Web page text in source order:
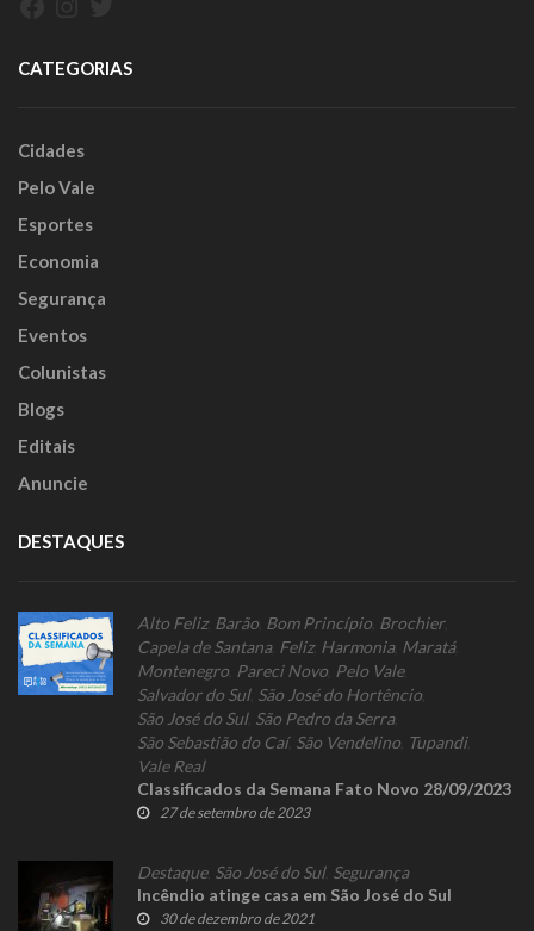
CATEGORIAS
Cidades
Pelo Vale
Esportes
Economia
Segurança
Eventos
Colunistas
Blogs
Editais
Anuncie
DESTAQUES
Alto Feliz, Barão Bom Princípio Brochier,
Capela de Santana, Feliz, Harmonia, Maratá,
Montenegro Pareci Novo Pelo Vale,
Salvador do Sul, São José do Hortêncio
São José do Sul, São Pedro da Serra,
São Sebastião do Caí, São Vendelino Tupandi,
Vale Real
Classificados da Semana Fato Novo 28/09/2023
27 de setembro de 2023
Destaque, São José do Sul, Segurança
Incêndio atinge casa em São José do Sul
30 de dezembro de 2021